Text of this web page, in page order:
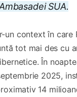
SUA.
un context în care
tot mai des cu
În
2025,
14